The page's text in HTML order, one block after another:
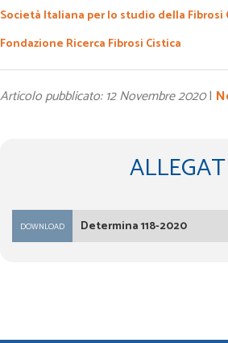
Società Italiana per lo studio della Fibrosi
Fondazione Ricerca Fibrosi Cistica
Articolo pubblicato: 12 Novembre 2020|
DOWNLOAD Determina 118-2020